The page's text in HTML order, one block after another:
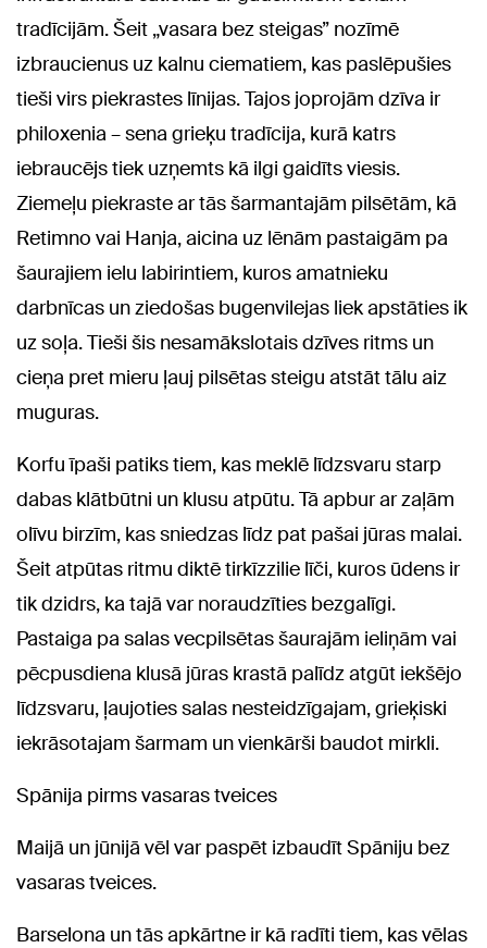
tradīcijām. Šeit „vasara bez steigas” nozīmē
izbraucienus uz kalnu ciematiem, kas paslēpušies
tieši virs piekrastes līnijas. Tajos joprojām dzīva ir
philoxenia – sena grieķu tradīcija, kurā katrs
iebraucējs tiek uzņemts kā ilgi gaidīts viesis.
Ziemeļu piekraste ar tās šarmantajām pilsētām, kā
Retimno vai Hanja, aicina uz lēnām pastaigām pa
šaurajiem ielu labirintiem, kuros amatnieku
darbnīcas un ziedošas bugenvilejas liek apstāties ik
uz soļa. Tieši šis nesamākslotais dzīves ritms un
cieņa pret mieru ļauj pilsētas steigu atstāt tālu aiz
muguras.
Korfu īpaši patiks tiem, kas meklē līdzsvaru starp
dabas klātbūtni un klusu atpūtu. Tā apbur ar zaļām
olīvu birzīm, kas sniedzas līdz pat pašai jūras malai.
Šeit atpūtas ritmu diktē tirkīzzilie līči, kuros ūdens ir
tik dzidrs, ka tajā var noraudzīties bezgalīgi.
Pastaiga pa salas vecpilsētas šaurajām ieliņām vai
pēcpusdiena klusā jūras krastā palīdz atgūt iekšējo
līdzsvaru, ļaujoties salas nesteidzīgajam, grieķiski
iekrāsotajam šarmam un vienkārši baudot mirkli.
Spānija pirms vasaras tveices
Maijā un jūnijā vēl var paspēt izbaudīt Spāniju bez
vasaras tveices.
Barselona un tās apkārtne ir kā radīti tiem, kas vēlas